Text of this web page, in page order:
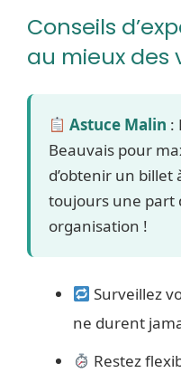
Conseils
au mieux des
Astuce Malin :
Beauvais pour
d’obtenir un billet
toujours une part
organisation !
Surveillez
ne durent
Restez